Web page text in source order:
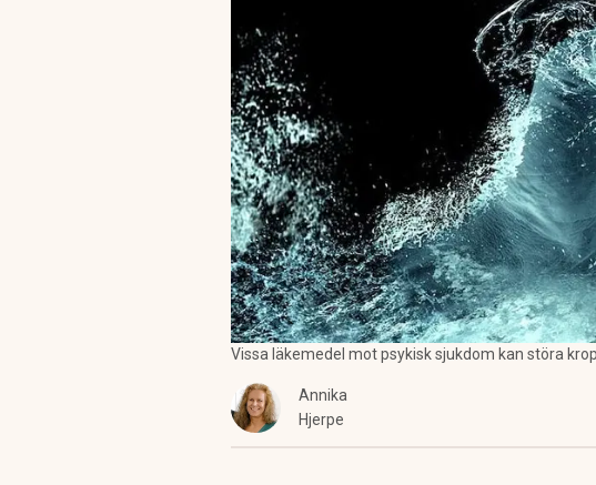
Vissa läkemedel mot psykisk sjukdom kan störa
Annika
Hjerpe